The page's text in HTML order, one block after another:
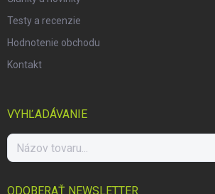
Testy a recenzie
Hodnotenie obchodu
Kontakt
VYHĽADÁVANIE
ODOBERAŤ NEWSLETTER